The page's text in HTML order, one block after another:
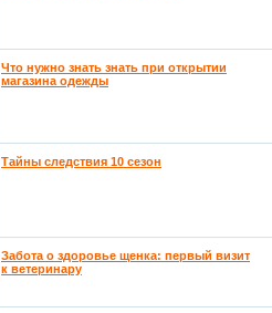
Что нужно знать знать при открытии
магазина одежды
Тайны следствия 10 сезон
Забота о здоровье щенка: первый визит
к ветеринару